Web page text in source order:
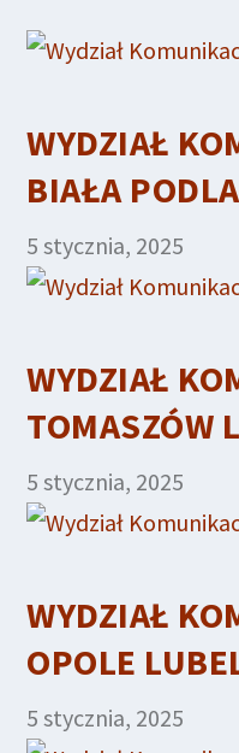
WYDZIAŁ
BIAŁA
5 stycznia, 2025
WYDZIAŁ
TOMASZÓW
5 stycznia, 2025
WYDZIAŁ
OPOLE
5 stycznia, 2025